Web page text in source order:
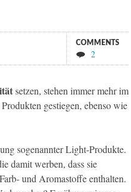
COMMENTS
2
setzen, stehen immer mehr im
gestiegen, ebenso wie
sogenannter Light-Produkte.
damit werben, dass sie
und Aromastoffe enthalten.